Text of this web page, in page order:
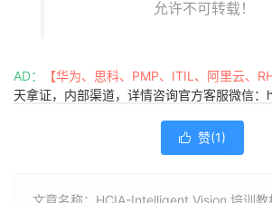
允许不可转载！
AD： 【华为、思科、PMP、ITIL、阿里云、
天拿证，内部渠道，详情咨询官方客服微信
 赞(1)